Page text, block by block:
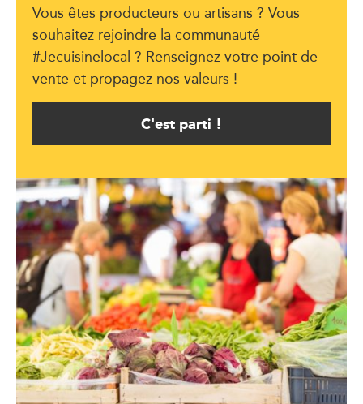
Vous êtes producteurs ou artisans ? Vous
souhaitez rejoindre la communauté
#Jecuisinelocal ? Renseignez votre point de
vente et propagez nos valeurs !
C'est parti !